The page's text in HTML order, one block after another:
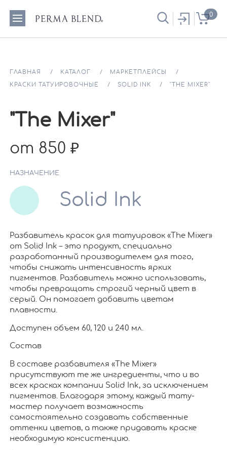
0
ГЛАВНАЯ КАТАЛОГ МАРКЕТПЛЕЙСЫ
КРАСКИ ТАТУИРОВОЧНЫЕ SOLID INK "THE MIXER"
"The Mixer"
от 850
НАЗНАЧЕНИЕ
Solid Ink
Разбавитель красок для татуировок «The Mixer»
от Solid Ink – это продукт, специально
разработанный производителем для того,
чтобы снижать интенсивность ярких
пигментов. Разбавитель можно использовать,
чтобы превращать строгий черный цвет в
серый. Он помогает добавить цветам
плавности.
Доступен объем 60, 120 и 240 мл.
Состав
В составе разбавителя «The Mixer»
присутствуют те же ингредиенты, что и во
всех красках компании Solid Ink, за исключением
пигментов. Благодаря этому, каждый тату-
мастер получает возможность
самостоятельно создавать собственные
оттенки цветов, а также придавать краске
необходимую консистенцию.